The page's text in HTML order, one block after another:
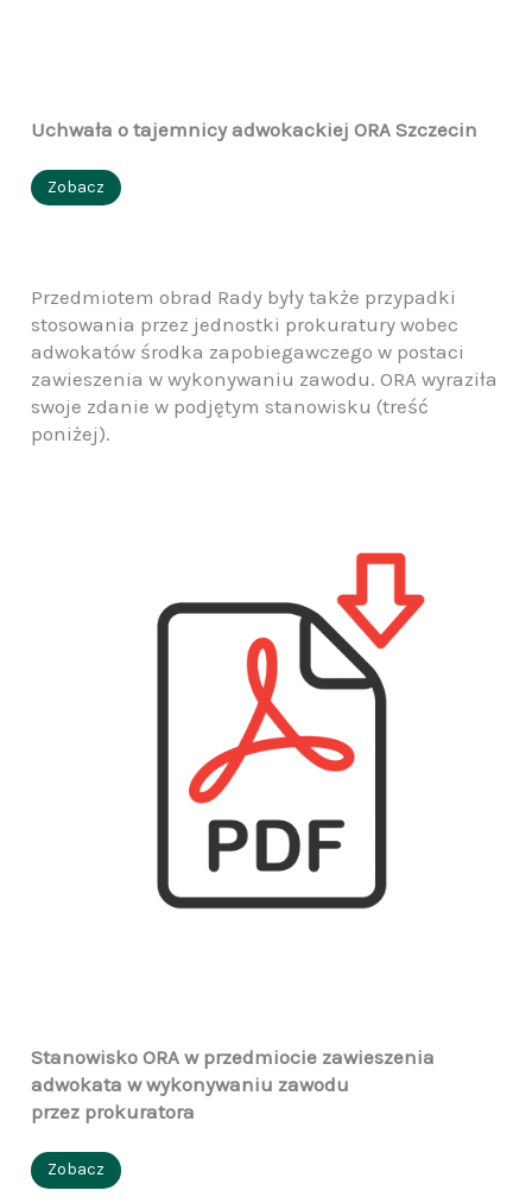
Uchwała o tajemnicy adwokackiej ORA Szczecin
Zobacz
Przedmiotem obrad Rady były także przypadki
stosowania przez jednostki prokuratury wobec
adwokatów środka zapobiegawczego w postaci
zawieszenia w wykonywaniu zawodu. ORA wyraziła
swoje zdanie w podjętym stanowisku (treść
poniżej).
Stanowisko ORA w przedmiocie zawieszenia
adwokata w wykonywaniu zawodu
przez prokuratora
Zobacz